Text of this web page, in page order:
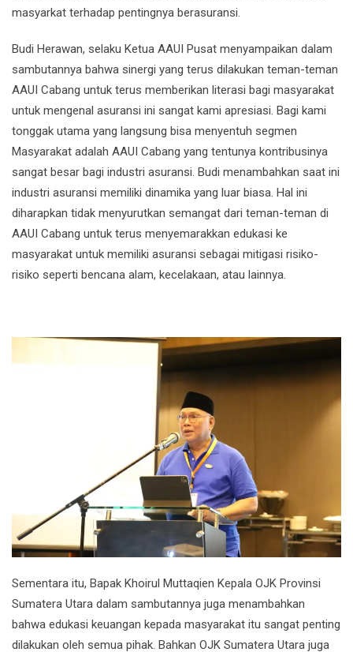
masyarkat terhadap pentingnya berasuransi.
Budi Herawan, selaku Ketua AAUI Pusat menyampaikan dalam
sambutannya bahwa sinergi yang terus dilakukan teman-teman
AAUI Cabang untuk terus memberikan literasi bagi masyarakat
untuk mengenal asuransi ini sangat kami apresiasi. Bagi kami
tonggak utama yang langsung bisa menyentuh segmen
Masyarakat adalah AAUI Cabang yang tentunya kontribusinya
sangat besar bagi industri asuransi. Budi menambahkan saat ini
industri asuransi memiliki dinamika yang luar biasa. Hal ini
diharapkan tidak menyurutkan semangat dari teman-teman di
AAUI Cabang untuk terus menyemarakkan edukasi ke
masyarakat untuk memiliki asuransi sebagai mitigasi risiko-
risiko seperti bencana alam, kecelakaan, atau lainnya.
Sementara itu, Bapak Khoirul Muttaqien Kepala OJK Provinsi
Sumatera Utara dalam sambutannya juga menambahkan
bahwa edukasi keuangan kepada masyarakat itu sangat penting
dilakukan oleh semua pihak. Bahkan OJK Sumatera Utara juga